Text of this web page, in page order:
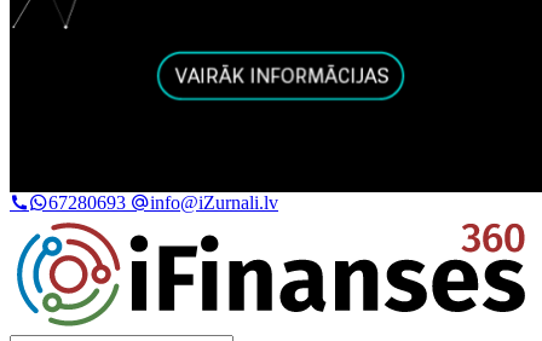
67280693 info@iZurnali.lv